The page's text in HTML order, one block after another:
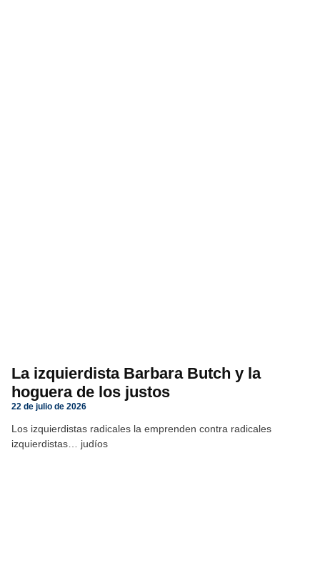
La izquierdista Barbara Butch y la
hoguera de los justos
22 de julio de 2026
Los izquierdistas radicales la emprenden contra radicales
izquierdistas… judíos